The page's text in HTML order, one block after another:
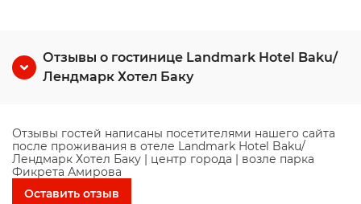
Отзывы о гостинице Landmark Hotel Baku/
Лендмарк Хотел Баку
Отзывы гостей написаны посетителями нашего сайта
после проживания в отеле Landmark Hotel Baku/
Лендмарк Хотел Баку | центр города | возле парка
Фикрета Амирова
Оставить отзыв